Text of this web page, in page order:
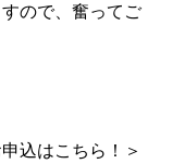
ので、奮ってご
込はこちら！＞